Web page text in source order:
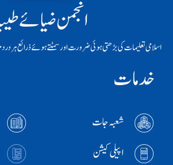
انجمن ضیائے
اسلامی تعلیمات کی بڑھتی ہوئی ضرورت اور سمٹتے ہوئے ذرائع ہر
خدمات
شعبہ جات
اپیلی کیشن